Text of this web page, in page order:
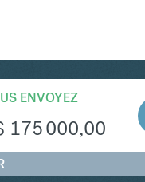
ENVOYEZ
175 000,00